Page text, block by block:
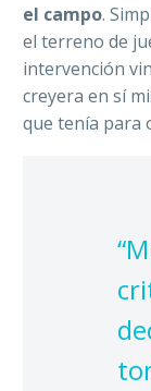
el campo.
el terreno de
intervención
creyera en sí
que tenía para